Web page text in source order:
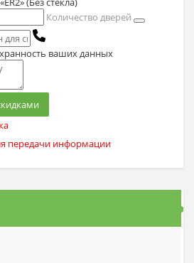
Количество дверей
ваших данных
передачи информации